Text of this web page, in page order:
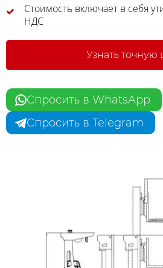
Стоимость включает в себя
НДС
Узнать точную
Спросить в WhatsApp
Спросить в Telegram